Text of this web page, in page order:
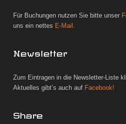
Für Buchungen nutzen Sie bitte unser
uns ein nettes E-Mail.
Newsletter
Zum Eintragen in die Newsletter-Liste
Aktuelles gibt’s auch auf Facebook!
Share